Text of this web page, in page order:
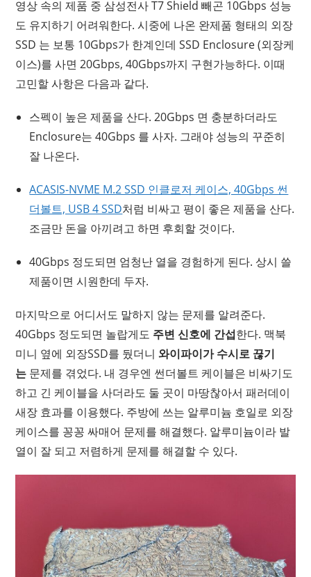
영상 속의 제품 중 삼성전사 T7 Shield 빼곤 10Gbps 성능
도 유지하기 어려워한다. 시중에 나온 완제품 형태의 외장
SSD 는 보통 10Gbps가 한계인데 SSD Enclosure (외장케
이스)를 사면 20Gbps, 40Gbps까지 구현가능하다. 이때
고민할 사항은 다음과 같다.
스펙이 높은 제품을 산다. 20Gbps 면 충분하더라도
Enclosure는 40Gbps 를 사자. 그래야 성능의 꾸준히
잘 나온다.
ACASIS-NVME M.2 SSD 인클로저 케이스, 40Gbps 썬
더볼트, USB 4 SSD처럼 비싸고 평이 좋은 제품을 산다.
조금만 돈을 아끼려고 하면 후회할 것이다.
40Gbps 정도되면 엄청난 열을 경험하게 된다. 상시 쓸
제품이면 시원한데 두자.
마지막으로 어디서도 말하지 않는 문제를 알려준다.
40Gbps 정도되면 놀랍게도 주변 신호에 간섭한다. 맥북
미니 옆에 외장SSD를 뒀더니 와이파이가 수시로 끊기
는 문제를 겪었다. 내 경우엔 썬더볼트 케이블은 비싸기도
하고 긴 케이블을 사더라도 둘 곳이 마땅찮아서 패러데이
새장 효과를 이용했다. 주방에 쓰는 알루미늄 호일로 외장
케이스를 꽁꽁 싸매어 문제를 해결했다. 알루미늄이라 발
열이 잘 되고 저렴하게 문제를 해결할 수 있다.